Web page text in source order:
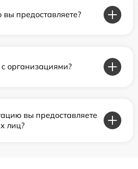
предоставляете?
организациями?
вы предоставляете
лиц?